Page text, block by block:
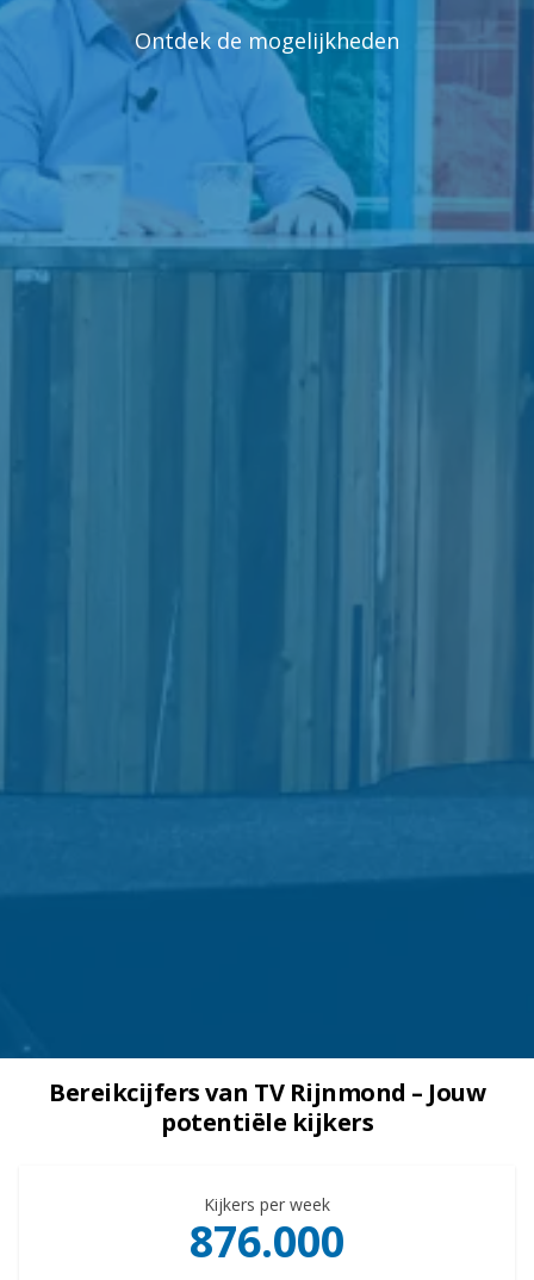
Ontdek de mogelijkheden
Bereikcijfers van TV Rijnmond – Jouw
potentiële kijkers
Kijkers per week
876.000